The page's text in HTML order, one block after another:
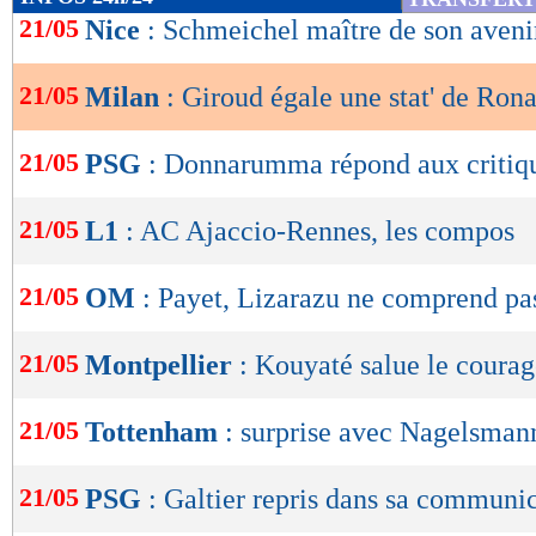
de
OK
21/05 Nice : Schmeichel maître de son
21/05 Milan : Giroud égale une stat' de
21/05 PSG : Donnarumma répond aux
21/05 L1 : AC Ajaccio-Rennes, les compos
21/05 OM : Payet, Lizarazu ne comprend
21/05 Montpellier : Kouyaté salue le
21/05 Tottenham : surprise avec
21/05 PSG : Galtier repris dans sa